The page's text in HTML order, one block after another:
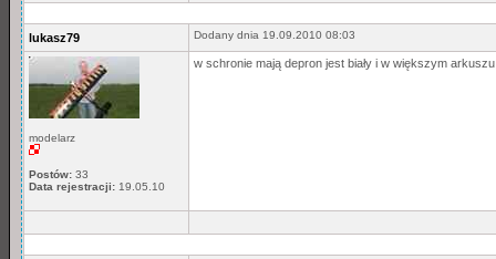
lukasz79 Dodany dnia 19.09.2010 08:03
modelarz
Postów: 33
Data rejestracji: 19.05.10
w schronie mają depron jest biały i w większym